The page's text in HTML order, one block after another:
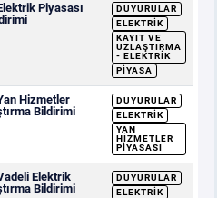
Piyasası
DUYURULAR
ELEKTRIK
KAYIT VE
UZLAŞTIRMA
- ELEKTRIK
PIYASA
Hizmetler
Bildirimi
DUYURULAR
ELEKTRIK
YAN
HIZMETLER
PIYASASI
Elektrik
Bildirimi
DUYURULAR
ELEKTRIK